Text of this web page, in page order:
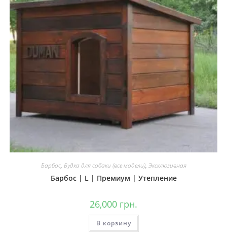
Барбос, Будка для собаки (все модели), Эксклюзивная
Барбос | L | Премиум | Утепление
26,000 грн.
В корзину